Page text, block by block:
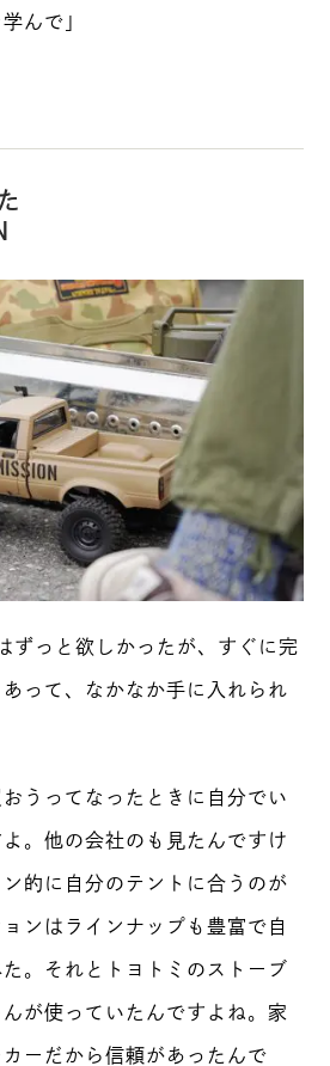
んで」
っと欲しかったが、すぐに完
って、なかなか手に入れられ
おうってなったときに自分でい
。他の会社のも見たんですけ
的に自分のテントに合うのが
ンはラインナップも豊富で自
。それとトヨトミのストーブ
が使っていたんですよね。家
ーだから信頼があったんで